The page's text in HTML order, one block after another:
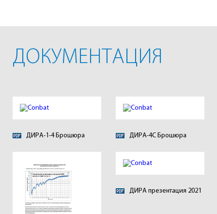
ДОКУМЕНТАЦИЯ
ДИРА-1-4 Брошюра ДИРА-4С Брошюра
ДИРА презентация 2021